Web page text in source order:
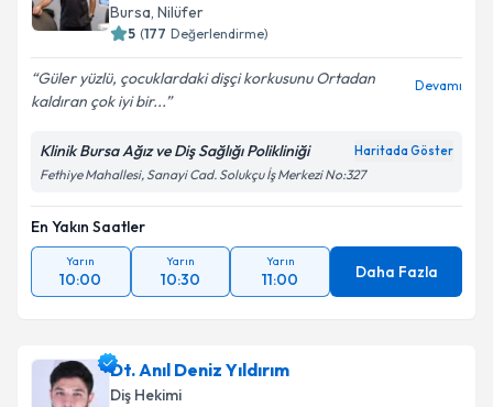
Kişisel verilerimin işlenmesine ilişkinAydınlatma
Metni'ni okudum ve kişisel verilerimin belirtilen
Bursa, Nilüfer
5 (177 Değerlendirme)
Güler yüzlü, çocuklardaki dişçi korkusunu Ortadan
kaldıran çok iyi bir...
Devamı
Klinik Bursa Ağız ve Diş Sağlığı Polikliniği Haritada Göster
Fethiye Mahallesi, Sanayi Cad. Solukçu İş Merkezi No:327
En Yakın Saatler
Yarın
10:00
Yarın
10:30
Yarın
11:00 Daha Fazla
Dt. Anıl Deniz Yıldırım
Diş Hekimi